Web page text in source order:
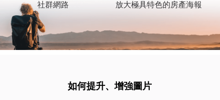
社群網路
放大極具特色的房產海報
如何提升、增強圖片